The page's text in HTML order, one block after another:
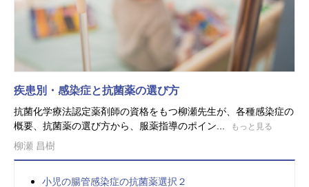
疾患別・感染症と抗菌薬の選び方
抗菌化学療法認定薬剤師の資格をもつ柳瀬先生が、各種感染症の
概要、抗菌薬の選び方から、服薬指導のポイン...
もっと見る
柳瀬 昌樹
小児の腸管感染症の抗菌薬選択２